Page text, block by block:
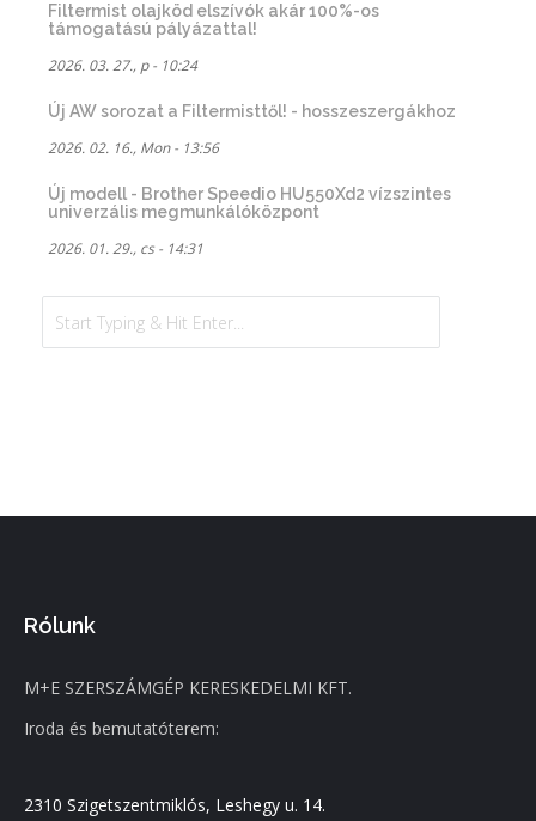
Filtermist olajköd elszívók akár 100%-os
támogatású pályázattal!
2026. 03. 27., p - 10:24
Új AW sorozat a Filtermisttől! - hosszeszergákhoz
2026. 02. 16., Mon - 13:56
Új modell - Brother Speedio HU550Xd2 vízszintes
univerzális megmunkálóközpont
2026. 01. 29., cs - 14:31
Rólunk
M+E SZERSZÁMGÉP KERESKEDELMI KFT.
Iroda és bemutatóterem:
2310 Szigetszentmiklós, Leshegy u. 14.